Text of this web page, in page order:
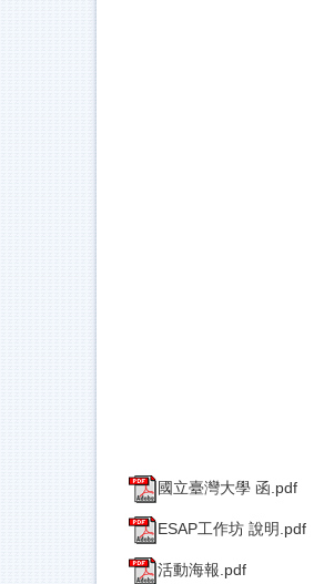
國立臺灣大學 函.pdf
ESAP工作坊 說明.pdf
活動海報.pdf